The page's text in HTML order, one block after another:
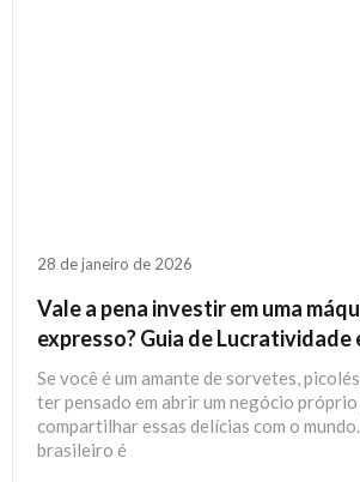
28 de janeiro de 2026
Vale a pena investir em uma
expresso? Guia de Lucratividade
Se você é um amante de sorvetes,
ter pensado em abrir um negócio próprio
compartilhar essas delícias com o
brasileiro é